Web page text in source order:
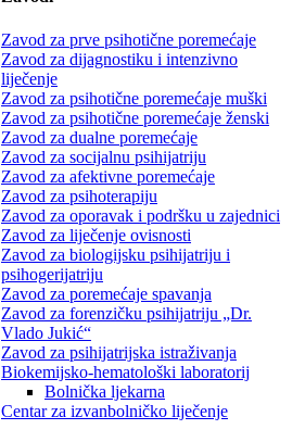
Zavod za prve psihotične poremećaje
Zavod za dijagnostiku i intenzivno
liječenje
Zavod za psihotične poremećaje muški
Zavod za psihotične poremećaje ženski
Zavod za dualne poremećaje
Zavod za socijalnu psihijatriju
Zavod za afektivne poremećaje
Zavod za psihoterapiju
Zavod za oporavak i podršku u zajednici
Zavod za liječenje ovisnosti
Zavod za biologijsku psihijatriju i
psihogerijatriju
Zavod za poremećaje spavanja
Zavod za forenzičku psihijatriju „Dr.
Vlado Jukić“
Zavod za psihijatrijska istraživanja
Biokemijsko-hematološki laboratorij
Bolnička ljekarna
Centar za izvanbolničko liječenje